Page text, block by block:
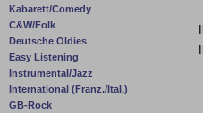
Kabarett/Comedy
C&W/Folk
Deutsche Oldies
Easy Listening
Instrumental/Jazz
International (Franz./Ital.)
GB-Rock